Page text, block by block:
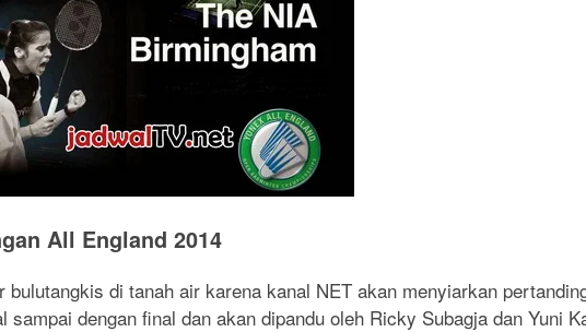
All England 2014
bulutangkis di tanah air karena kanal NET akan menyiarkan
sampai dengan final dan akan dipandu oleh Ricky Subagja dan Yuni